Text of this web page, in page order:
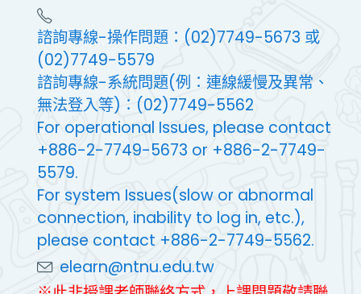
諮詢專線-操作問題：(02)7749-5673 或
(02)7749-5579
諮詢專線-系統問題(例：連線緩慢及異常、
無法登入等)：(02)7749-5562
For operational Issues, please contact
+886-2-7749-5673 or +886-2-7749-
5579.
For system Issues(slow or abnormal
connection, inability to log in, etc.),
please contact +886-2-7749-5562.
elearn@ntnu.edu.tw